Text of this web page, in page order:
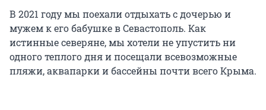
В 2021 году мы поехали отдыхать с дочерью и
мужем к его бабушке в Севастополь. Как
истинные северяне, мы хотели не упустить ни
одного теплого дня и посещали всевозможные
пляжи, аквапарки и бассейны почти всего Крыма.